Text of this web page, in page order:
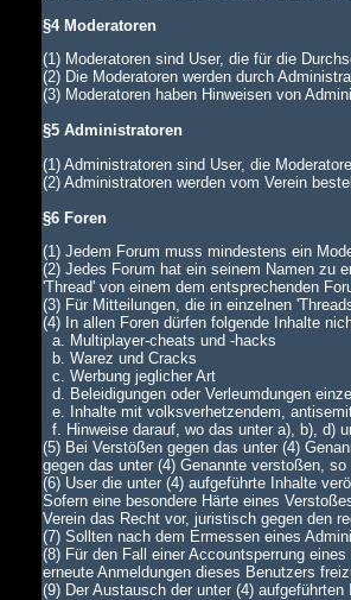
§4 Moderatoren
(1) Moderatoren sind User, die für die
(2) Die Moderatoren werden durch
(3) Moderatoren haben Hinweisen von
§5 Administratoren
(1) Administratoren sind User, die
(2) Administratoren werden vom Verein
§6 Foren
(1) Jedem Forum muss mindestens ein
(2) Jedes Forum hat ein seinem Namen zu
'Thread' von einem dem entsprechenden
(3) Für Mitteilungen, die in einzelnen
(4) In allen Foren dürfen folgende Inhalte
a. Multiplayer-cheats und -hacks
b. Warez und Cracks
c. Werbung jeglicher Art
d. Beleidigungen oder Verleumdungen
e. Inhalte mit volksverhetzendem,
f. Hinweise darauf, wo das unter a), b), d)
(5) Bei Verstößen gegen das unter (4)
gegen das unter (4) Genannte verstoßen,
(6) User die unter (4) aufgeführte Inhalte
Sofern eine besondere Härte eines
Verein das Recht vor, juristisch gegen den
(7) Sollten nach dem Ermessen eines
(8) Für den Fall einer Accountsperrung
erneute Anmeldungen dieses Benutzers
(9) Der Austausch der unter (4)